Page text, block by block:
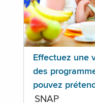
Effectuez une
des
pouvez
SNAP